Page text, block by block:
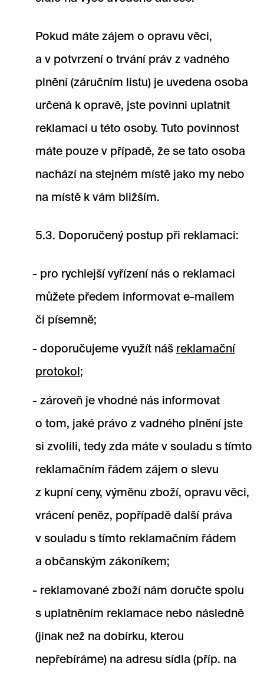
Pokud máte zájem o opravu věci,
a v potvrzení o trvání práv z vadného
plnění (záručním listu) je uvedena osoba
určená k opravě, jste povinni uplatnit
reklamaci u této osoby. Tuto povinnost
máte pouze v případě, že se tato osoba
nachází na stejném místě jako my nebo
na místě k vám bližším.
5.3. Doporučený postup při reklamaci:
pro rychlejší vyřízení nás o reklamaci
můžete předem informovat e-mailem
či písemně;
doporučujeme využít náš reklamační
protokol ;
zároveň je vhodné nás informovat
o tom, jaké právo z vadného plnění jste
si zvolili, tedy zda máte v souladu s tímto
reklamačním řádem zájem o slevu
z kupní ceny, výměnu zboží, opravu věci,
vrácení peněz, popřípadě další práva
v souladu s tímto reklamačním řádem
a občanským zákoníkem;
reklamované zboží nám doručte spolu
s uplatněním reklamace nebo následně
(jinak než na dobírku, kterou
nepřebíráme) na adresu sídla (příp. na